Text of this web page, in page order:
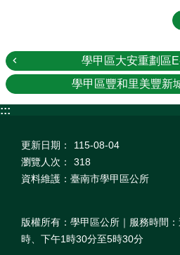
學甲區大安重劃區
學甲區豐和里美豐新
:::
更新日期：
115-08-04
瀏覽人次：
318
資料維護：臺南市學甲區公所
版權所有：學甲區公所｜服務時間
時、下午1時30分至5時30分